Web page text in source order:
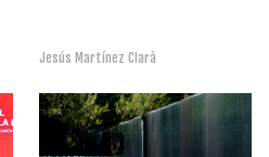
Jesús Martínez Clarà